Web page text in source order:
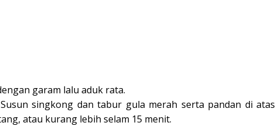
garam lalu aduk rata.
singkong dan tabur gula merah serta pandan di atas
atau kurang lebih selam 15 menit.